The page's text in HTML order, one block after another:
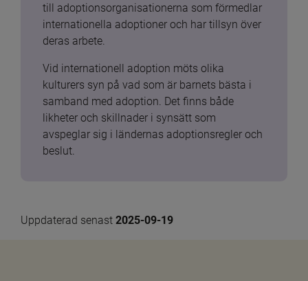
till adoptionsorganisationerna som förmedlar
internationella adoptioner och har tillsyn över
deras arbete.
Vid internationell adoption möts olika
kulturers syn på vad som är barnets bästa i
samband med adoption. Det finns både
likheter och skillnader i synsätt som
avspeglar sig i ländernas adoptionsregler och
beslut.
Uppdaterad senast 2025-09-19